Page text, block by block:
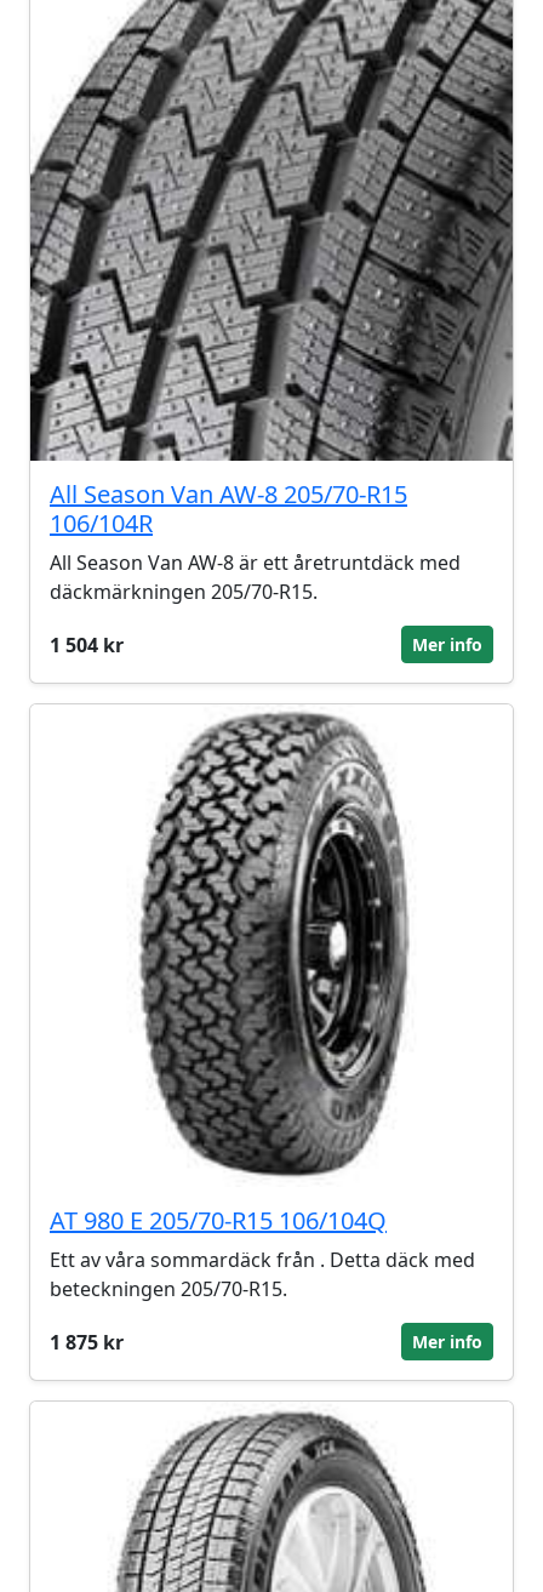
All Season Van AW-8 205/70-R15
106/104R
All Season Van AW-8 är ett åretruntdäck med
däckmärkningen 205/70-R15.
1 504 kr
Mer info
AT 980 E 205/70-R15 106/104Q
Ett av våra sommardäck från . Detta däck med
beteckningen 205/70-R15.
1 875 kr
Mer info